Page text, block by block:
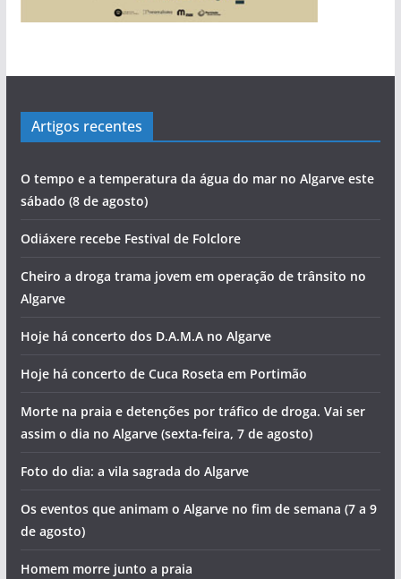
Artigos recentes
O tempo e a temperatura da água do mar no Algarve este
sábado (8 de agosto)
Odiáxere recebe Festival de Folclore
Cheiro a droga trama jovem em operação de trânsito no
Algarve
Hoje há concerto dos D.A.M.A no Algarve
Hoje há concerto de Cuca Roseta em Portimão
Morte na praia e detenções por tráfico de droga. Vai ser
assim o dia no Algarve (sexta-feira, 7 de agosto)
Foto do dia: a vila sagrada do Algarve
Os eventos que animam o Algarve no fim de semana (7 a 9
de agosto)
Homem morre junto a praia